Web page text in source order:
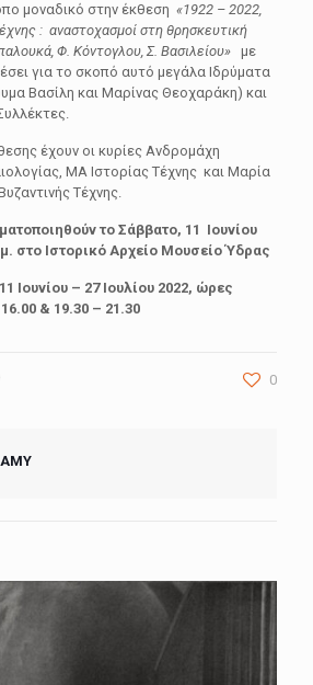
μοναδικό στην έκθεση «1922 – 2022,
: αναστοχασμοί στη θρησκευτική
Φ. Κόντογλου, Σ. Βασιλείου»με
για το σκοπό αυτό μεγάλα Ιδρύματα
Βασίλη και Μαρίνας Θεοχαράκη) και
υλλέκτες.
έχουν οι κυρίες Ανδρομάχη
ΜΑ Ιστορίας Τέχνης και Μαρία
Τέχνης.
το Σάββατο, 11 Ιουνίου
στο Ιστορικό Αρχείο Μουσείο Ύδρας
Ιουνίου – 27 Ιουλίου 2022, ώρες
& 19.30 – 21.30
0